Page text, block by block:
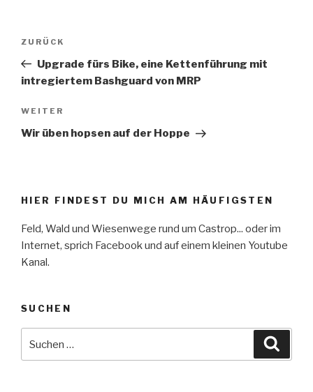
Beitrags-
Vorheriger
Beitrag
ZURÜCK
Upgrade fürs Bike, eine Kettenführung mit
intregiertem Bashguard von MRP
Nächster
Beitrag
WEITER
Wir üben hopsen auf der Hoppe
HIER FINDEST DU MICH AM HÄUFIGSTEN
Feld, Wald und Wiesenwege rund um Castrop... oder im
Internet, sprich Facebook und auf einem kleinen Youtube
Kanal.
SUCHEN